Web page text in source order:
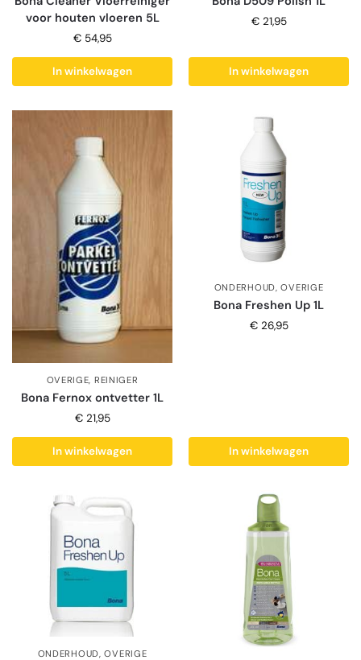
voor houten vloeren 5L
€54,95
In winkelwagen
€21,95
In winkelwagen
OVERIGE, REINIGER
Bona Fernox ontvetter 1L
€21,95
In winkelwagen
ONDERHOUD ,OVERIGE
Bona Freshen Up 1L
€26,95
In winkelwagen
ONDERHOUD ,OVERIGE